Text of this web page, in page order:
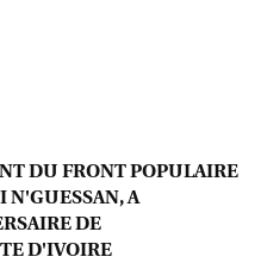
DU FRONT POPULAIRE
N'GUESSAN, A
DE
D'IVOIRE